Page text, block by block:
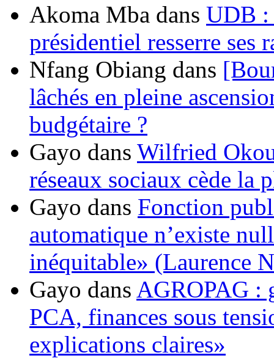
Akoma Mba dans UDB :
présidentiel resserre ses
Nfang Obiang dans
lâchés en pleine
budgétaire ?
Gayo dans Wilfried
réseaux sociaux cède la
Gayo dans Fonction
automatique n’existe
inéquitable» (Laurence
Gayo dans AGROPAG :
PCA, finances sous
explications claires»